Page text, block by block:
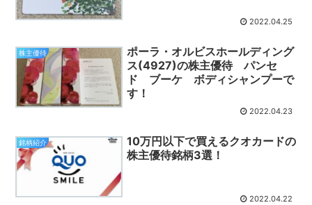
2022.04.25
株主優待
ポーラ・オルビスホールディング
ス(4927)の株主優待 パンセ
ド ブーケ ボディシャンプーで
す！
2022.04.23
銘柄紹介
10万円以下で買えるクオカードの
株主優待銘柄3選！
2022.04.22